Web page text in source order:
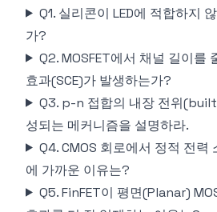
V_{th})^2
V_{DD}^2
Q1. 실리콘이 LED에 적합하지
가?
Q2. MOSFET에서 채널 길이를
효과(SCE)가 발생하는가?
Q3. p-n 접합의 내장 전위
성되는 메커니즘을 설명하라.
Q4. CMOS 회로에서 정적 전력
에 가까운 이유는?
Q5. FinFET이 평면(Planar)